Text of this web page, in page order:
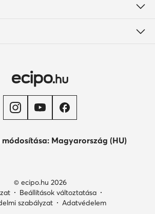
módosítása: Magyarország (HU)
© ecipo.hu 2026
Beállítások változtatása
szabályzat
Adatvédelem